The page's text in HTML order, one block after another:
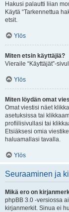
Hakusi palautti liian
Käytä “Tarkennettua
etsit.
Ylös
Miten etsin käyttäjiä?
Vieraile “Käyttäjät”-
Ylös
Miten löydän omat
Omat viestisi näet
asetuksissa tai
profiilisivullasi tai
Etsiäksesi omia
haluamallasi tavalla.
Ylös
Seuraaminen ja
Mikä ero on
phpBB 3.0 -versiossa
kirjanmerkit. Sinua ei